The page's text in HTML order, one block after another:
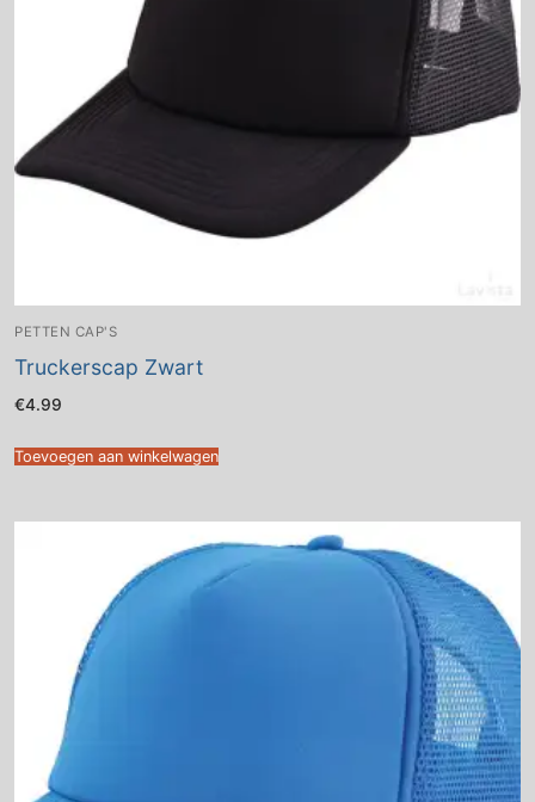
PETTEN CAP'S
Truckerscap Zwart
€4.99
Toevoegen aan winkelwagen